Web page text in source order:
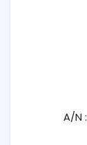
A/N :